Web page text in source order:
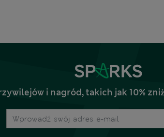
i nagród, takich jak 10%